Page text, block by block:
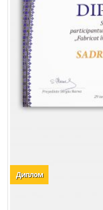
Диплом